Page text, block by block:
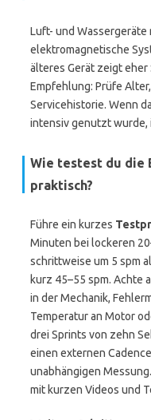
Luft- und Wassergeräte
elektromagnetische
älteres Gerät zeigt eher
Empfehlung: Prüfe
Servicehistorie. Wenn
intensiv genutzt wurde,
Wie testest du die
praktisch?
Führe ein kurzes
Minuten bei lockeren
schrittweise um 5 spm
kurz 45–55 spm. Achte
in der Mechanik,
Temperatur an Motor
drei Sprints von zehn
einen externen
unabhängigen
mit kurzen Videos und